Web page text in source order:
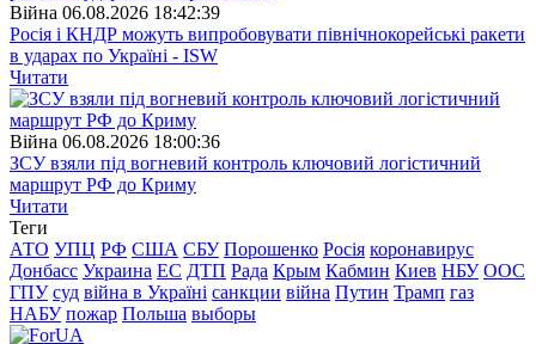
Війна 06.08.2026 18:42:39
Росія і КНДР можуть випробовувати північнокорейські ракети
в ударах по Україні - ISW
Читати
Війна 06.08.2026 18:00:36
ЗСУ взяли під вогневий контроль ключовий логістичний
маршрут РФ до Криму
Читати
Теги
АТО УПЦ РФ США СБУ Порошенко Росія коронавирус
Донбасс Украина ЕС ДТП Рада Крым Кабмин Киев НБУ ООС
ГПУ суд війна в Україні санкции війна Путин Трамп газ
НАБУ пожар Польша выборы